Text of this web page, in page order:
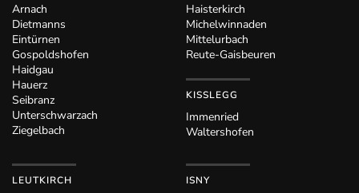
Arnach
Dietmanns
Eintürnen
Gospoldshofen
Haidgau
Hauerz
Seibranz
Unterschwarzach
Ziegelbach
Haisterkirch
Michelwinnaden
Mittelurbach
Reute-Gaisbeuren
KISSLEGG
Immenried
Waltershofen
LEUTKIRCH ISNY